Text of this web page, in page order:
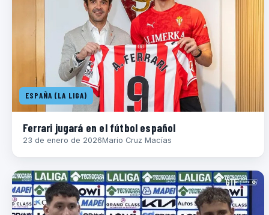
ESPAÑA (LA LIGA)
Ferrari jugará en el fútbol español
23 de enero de 2026Mario Cruz Macías